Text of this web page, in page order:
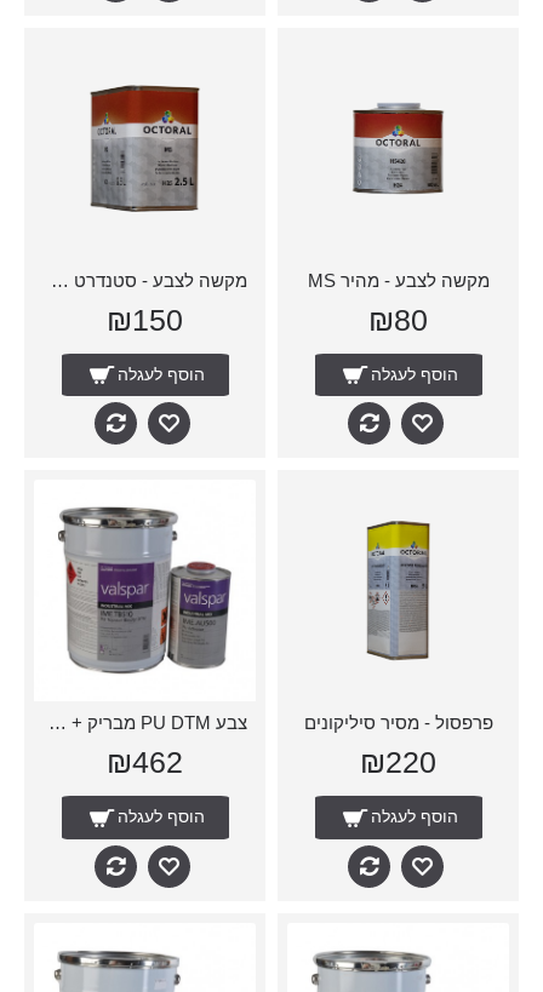
מקשה לצבע - מהיר MS
₪80
הוסף לעגלה
מקשה לצבע - סטנדרט MS
₪150
הוסף לעגלה
פרפסול - מסיר סיליקונים
₪220
הוסף לעגלה
צבע PU DTM מבריק + מקשה
₪462
הוסף לעגלה